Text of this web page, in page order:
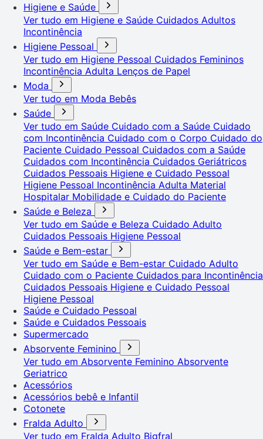
Higiene e Saúde
Ver tudo em Higiene e Saúde Cuidados Adultos
Incontinência
Higiene Pessoal
Ver tudo em Higiene Pessoal Cuidados Femininos
Incontinência Adulta Lenços de Papel
Moda
Ver tudo em Moda Bebês
Saúde
Ver tudo em Saúde Cuidado com a Saúde Cuidado
com Incontinência Cuidado com o Corpo Cuidado do
Paciente Cuidado Pessoal Cuidados com a Saúde
Cuidados com Incontinência Cuidados Geriátricos
Cuidados Pessoais Higiene e Cuidado Pessoal
Higiene Pessoal Incontinência Adulta Material
Hospitalar Mobilidade e Cuidado do Paciente
Saúde e Beleza
Ver tudo em Saúde e Beleza Cuidado Adulto
Cuidados Pessoais Higiene Pessoal
Saúde e Bem-estar
Ver tudo em Saúde e Bem-estar Cuidado Adulto
Cuidado com o Paciente Cuidados para Incontinência
Cuidados Pessoais Higiene e Cuidado Pessoal
Higiene Pessoal
Saúde e Cuidado Pessoal
Saúde e Cuidados Pessoais
Supermercado
Absorvente Feminino
Ver tudo em Absorvente Feminino Absorvente
Geriatrico
Acessórios
Acessórios bebê e Infantil
Cotonete
Fralda Adulto
Ver tudo em Fralda Adulto Bigfral